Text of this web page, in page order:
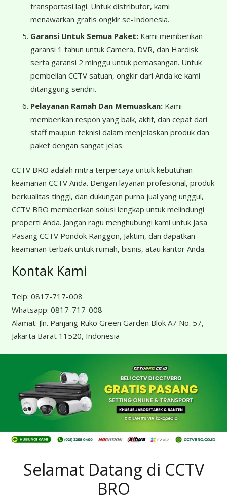
transportasi lagi. Untuk distributor, kami
menawarkan gratis ongkir se-Indonesia.
Garansi Untuk Semua Paket: Kami memberikan
garansi 1 tahun untuk Camera, DVR, dan Hardisk
serta garansi 2 minggu untuk pemasangan. Untuk
pembelian CCTV satuan, ongkir dari Anda ke kami
ditanggung sendiri.
Pelayanan Ramah Dan Memuaskan: Kami
memberikan respon yang baik, aktif, dan cepat dari
staff maupun teknisi dalam menjelaskan produk dan
paket dengan sangat jelas.
CCTV BRO adalah mitra terpercaya untuk kebutuhan
keamanan CCTV Anda. Dengan layanan profesional, produk
berkualitas tinggi, dan dukungan purna jual yang unggul,
CCTV BRO memberikan solusi lengkap untuk melindungi
properti Anda. Jangan ragu menghubungi kami untuk Jasa
Pasang CCTV Pondok Ranggon, Jaktim, dan dapatkan
keamanan terbaik untuk rumah, bisnis, atau kantor Anda.
Kontak Kami
Telp: 0817-717-008
Whatsapp: 0817-717-008
Alamat: Jln. Panjang Ruko Green Garden Blok A7 No. 57,
Jakarta Barat 11520, Indonesia
Selamat Datang di CCTV
BRO